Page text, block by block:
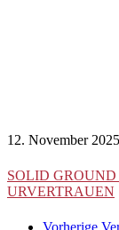
12. November 2025
SOLID
URVERTRAUEN